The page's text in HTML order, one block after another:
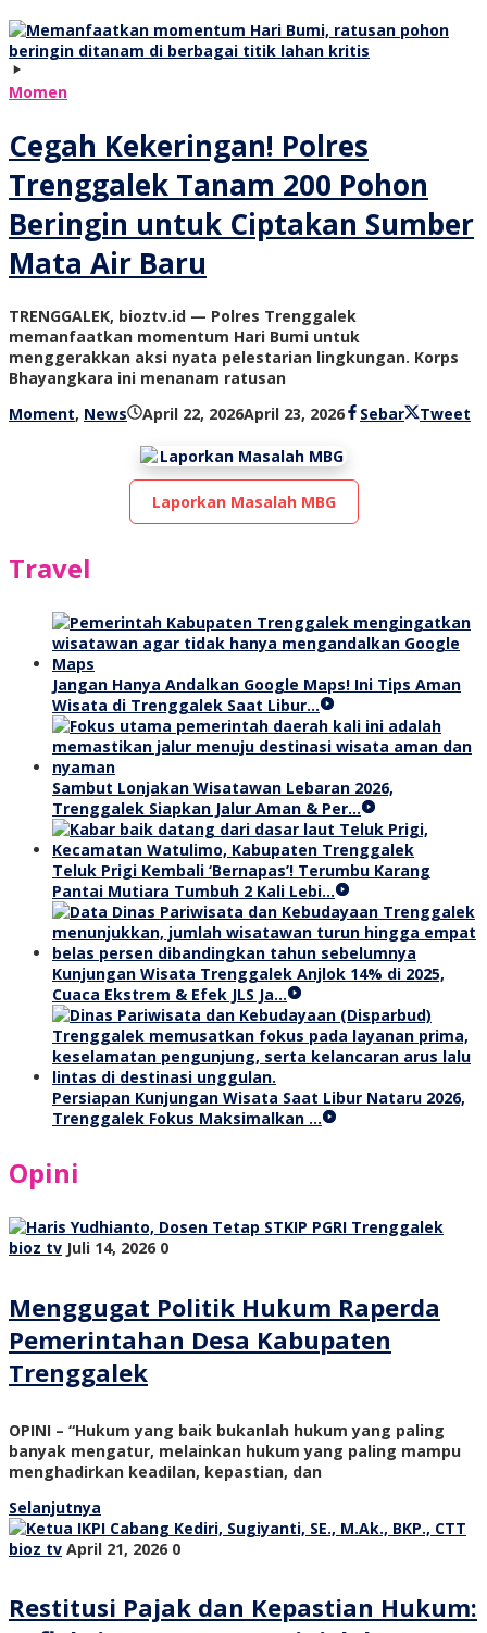
Momen
Cegah Kekeringan! Polres
Trenggalek Tanam 200 Pohon
Beringin untuk Ciptakan Sumber
Mata Air Baru
TRENGGALEK, bioztv.id — Polres Trenggalek
memanfaatkan momentum Hari Bumi untuk
menggerakkan aksi nyata pelestarian lingkungan. Korps
Bhayangkara ini menanam ratusan
Moment, News April 22, 2026April 23, 2026oleh
tv
Sebar Tweet
Laporkan Masalah MBG
Travel
Jangan Hanya Andalkan Google Maps! Ini Tips Aman
Wisata di Trenggalek Saat Libur…
Sambut Lonjakan Wisatawan Lebaran 2026,
Trenggalek Siapkan Jalur Aman & Per…
Teluk Prigi Kembali ‘Bernapas’! Terumbu Karang
Pantai Mutiara Tumbuh 2 Kali Lebi…
Kunjungan Wisata Trenggalek Anjlok 14% di 2025,
Cuaca Ekstrem & Efek JLS Ja…
Persiapan Kunjungan Wisata Saat Libur Nataru 2026,
Trenggalek Fokus Maksimalkan …
Opini
bioz tv Juli 14, 2026 0
Menggugat Politik Hukum Raperda
Pemerintahan Desa Kabupaten
Trenggalek
OPINI – “Hukum yang baik bukanlah hukum yang paling
banyak mengatur, melainkan hukum yang paling mampu
menghadirkan keadilan, kepastian, dan
Selanjutnya
bioz tv April 21, 2026 0
Restitusi Pajak dan Kepastian Hukum: